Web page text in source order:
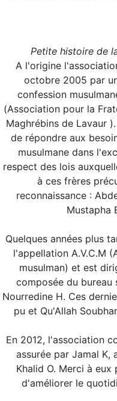
Petite histoire de
A l'origine
octobre 2005 par
confession
(Association pour la
Maghrébins de Lavaur
de répondre aux
musulmane dans
respect des lois
à ces frères
reconnaissance :
Mustapha
Quelques années plus
l'appellation A.V.C.M
musulman) et est
composée du bureau
Nourredine H. Ces
pu et Qu'Allah
En 2012, l'association
assurée par Jamal K,
Khalid O. Merci à
d'améliorer le